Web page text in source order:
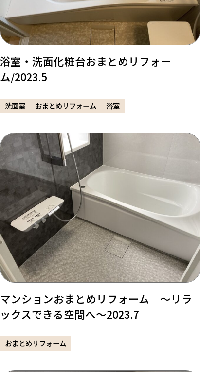
浴室・洗面化粧台おまとめリフォー
ム/2023.5
洗面室 おまとめリフォーム 浴室
マンションおまとめリフォーム ～リラ
ックスできる空間へ～2023.7
おまとめリフォーム